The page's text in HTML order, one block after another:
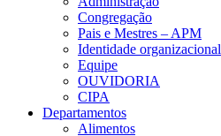
Congregação
Pais e Mestres – APM
Identidade organizacional
Equipe
OUVIDORIA
CIPA
Departamentos
Alimentos